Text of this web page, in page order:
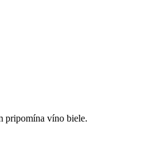
pripomína víno biele.